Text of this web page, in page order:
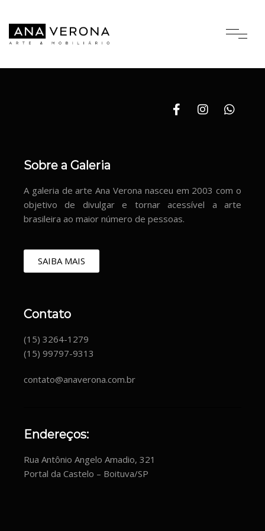
Sobre a Galeria
A galeria de arte Ana Verona nasceu em 2003 com o
objetivo de divulgar e tornar acessível a arte
brasileira ao maior número de pessoas.
SAIBA MAIS
Contato
(15) 3264-1279
(15) 99797-9313
contato@anaverona.com.br
Endereços:
Rua Antônio Angelo Amadio, 321
Portal da Castelo – Boituva/SP